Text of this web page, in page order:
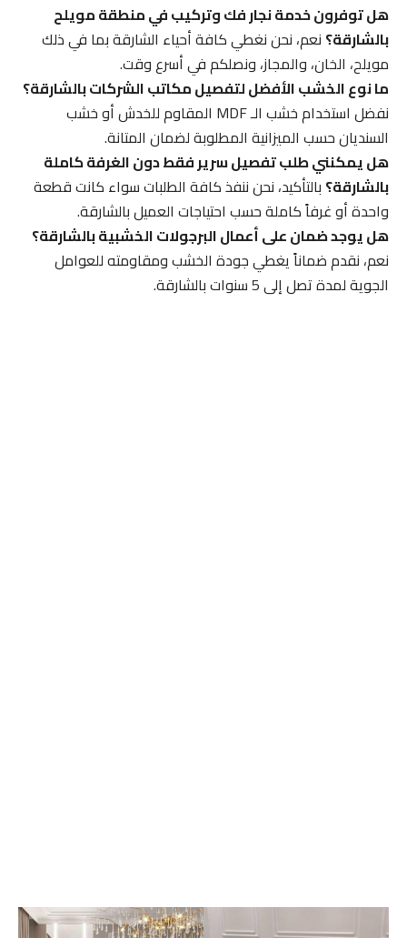
هل توفرون خدمة نجار فك وتركيب في منطقة مويلح
بالشارقة؟نعم، نحن نغطي كافة أحياء الشارقة بما في ذلك
مويلح، الخان، والمجاز، ونصلكم في أسرع وقت.
ما نوع الخشب الأفضل لتفصيل مكاتب الشركات بالشارقة؟
نفضل استخدام خشب الـ MDF المقاوم للخدش أو خشب
السنديان حسب الميزانية المطلوبة لضمان المتانة.
هل يمكنني طلب تفصيل سرير فقط دون الغرفة كاملة
بالشارقة؟بالتأكيد، نحن ننفذ كافة الطلبات سواء كانت قطعة
واحدة أو غرفاً كاملة حسب احتياجات العميل بالشارقة.
هل يوجد ضمان على أعمال البرجولات الخشبية بالشارقة؟
نعم، نقدم ضماناً يغطي جودة الخشب ومقاومته للعوامل
الجوية لمدة تصل إلى 5 سنوات بالشارقة.